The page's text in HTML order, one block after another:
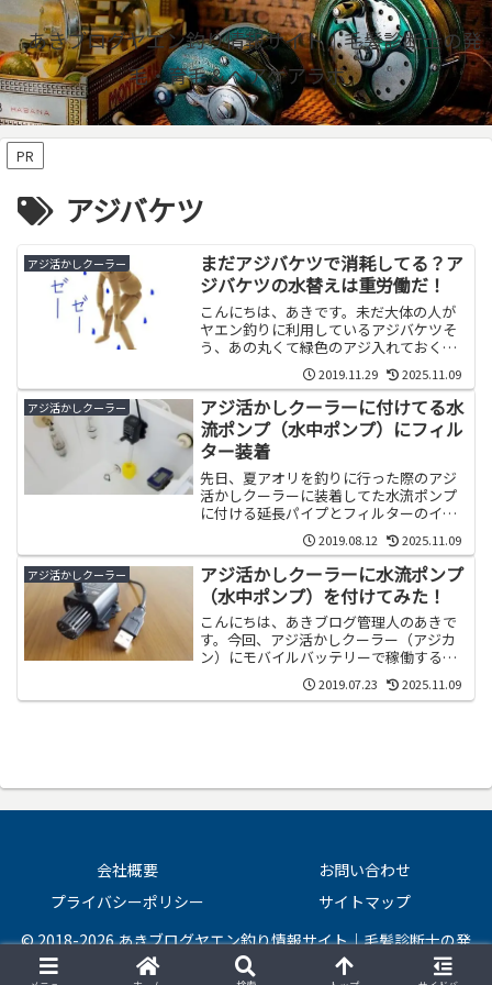
あきブログヤエン釣り情報サイト｜毛髪診断士の発
毛・育毛＆ヘアケアラボ
PR
アジバケツ
アジ活かしクーラー
まだアジバケツで消耗してる？ア
ジバケツの水替えは重労働だ！
こんにちは、あきです。未だ大体の人が
ヤエン釣りに利用しているアジバケツそ
う、あの丸くて緑色のアジ入れておく為
のバケツですｗ私もアジ活かしクーラー
を使うまでは、ア...2019.11.29 2025.11.09
アジ活かしクーラー
アジ活かしクーラーに付けてる水
流ポンプ（水中ポンプ）にフィル
ター装着
先日、夏アオリを釣りに行った際のアジ
活かしクーラーに装着してた水流ポンプ
に付ける延長パイプとフィルターのイン
プレですｗもともとの狙いはプロテイン
スキマーの排出口...2019.08.12 2025.11.09
アジ活かしクーラー
アジ活かしクーラーに水流ポンプ
（水中ポンプ）を付けてみた！
こんにちは、あきブログ管理人のあきで
す。今回、アジ活かしクーラー（アジカ
ン）にモバイルバッテリーで稼働する水
流ポンプを付けたので、使用感と共に、
壊れないモバイル...2019.07.23 2025.11.09
会社概要
お問い合わせ
プライバシーポリシー
サイトマップ
© 2018-2026 あきブログヤエン釣り情報サイト｜毛髪診断士の発
毛・育毛＆ヘアケアラボ.